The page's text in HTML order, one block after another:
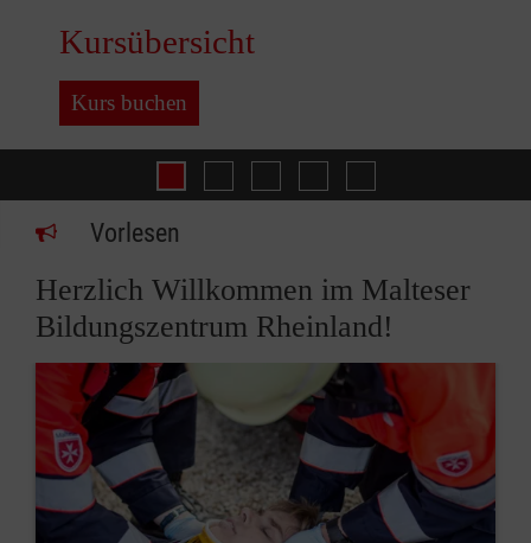
Kursübersicht
Kurs buchen
Kursübersicht
Rettungsdienst
Katastrophenschutz
Desinfektoren
Vorlesen
Herzlich Willkommen im Malteser
Bildungszentrum Rheinland!